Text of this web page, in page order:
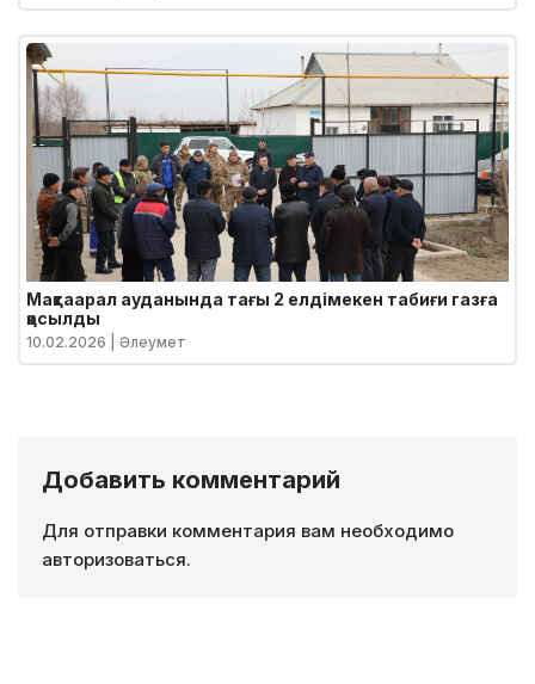
Мақтаарал ауданында тағы 2 елдімекен табиғи газға
қосылды
10.02.2026 | Әлеумет
Добавить комментарий
Для отправки комментария вам необходимо
авторизоваться.